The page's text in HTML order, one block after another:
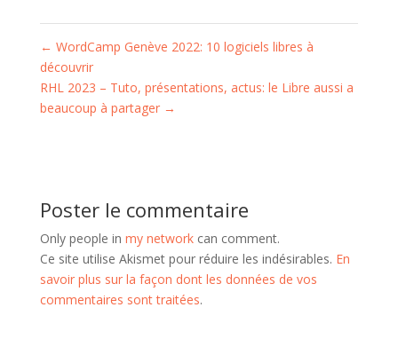
← WordCamp Genève 2022: 10 logiciels libres à
découvrir
RHL 2023 – Tuto, présentations, actus: le Libre aussi a
beaucoup à partager →
Poster le commentaire
Only people in my networkcan comment.
Ce site utilise Akismet pour réduire les indésirables. En
savoir plus sur la façon dont les données de vos
commentaires sont traitées.